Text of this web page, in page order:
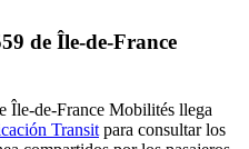
de Île-de-France
Île-de-France Mobilités llega
Transit para consultar los